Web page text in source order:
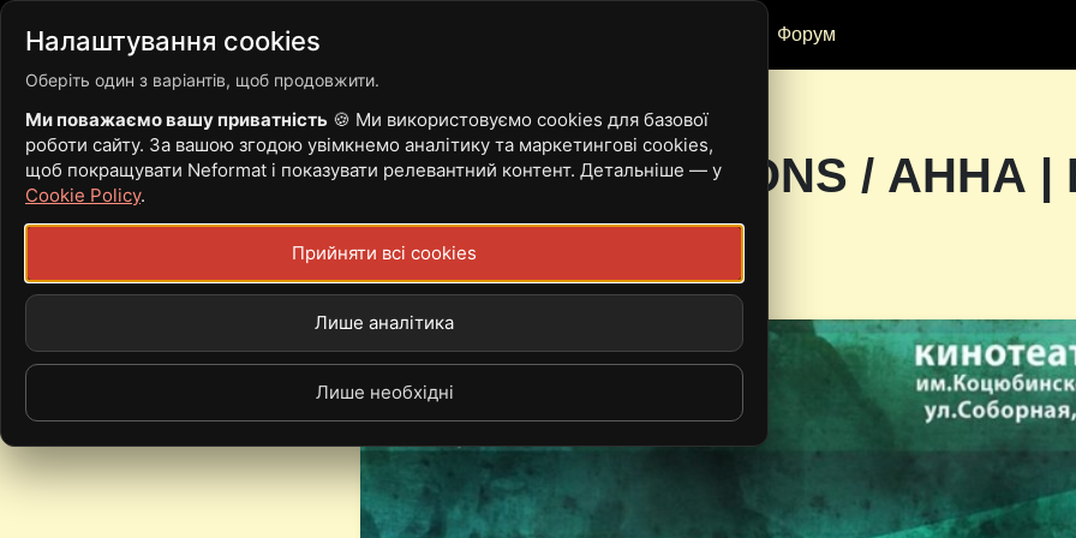
Війна Форум
24.11 SPACE OF VARIATIONS / АННА
Sat, 24.11.18 - 08:00
Налаштування cookies
Оберіть один з варіантів, щоб продовжити.
Ми поважаємо вашу приватність 🍪 Ми використовуємо cookies для базової
роботи сайту. За вашою згодою увімкнемо аналітику та маркетингові cookies,
щоб покращувати Neformat і показувати релевантний контент. Детальніше — у
Cookie Policy.
Прийняти всі cookies
Лише аналітика
Лише необхідні